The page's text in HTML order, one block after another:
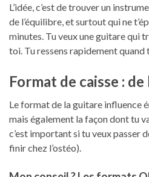
L’idée, c’est de trouver un
de l’équilibre, et surtout qui ne
minutes. Tu veux une guitare qui
toi. Tu ressens rapidement
Format de caisse :
Le format de la guitare influence
mais également la façon dont tu
c’est important si tu veux passer
finir chez l’ostéo).